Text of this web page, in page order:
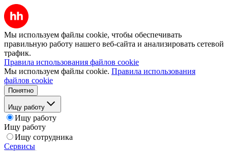
Мы используем файлы cookie, чтобы обеспечивать
правильную работу нашего веб-сайта и анализировать сетевой
трафик.
Правила использования файлов cookie
Мы используем файлы cookie. Правила использования
файлов cookie
Понятно
Ищу работу
Ищу работу
Ищу работу
Ищу сотрудника
Сервисы